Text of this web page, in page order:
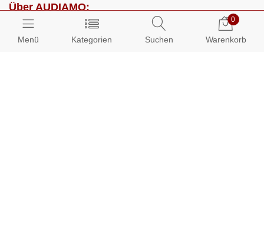
Menü Kategorien Suchen
0
Warenkorb
Über AUDIAMO:
Impressum